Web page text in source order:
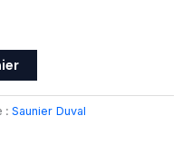
: Saunier Duval